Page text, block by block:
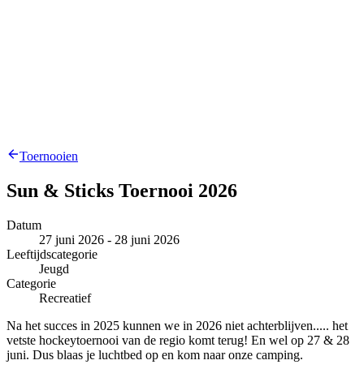
Toernooien
Sun & Sticks Toernooi 2026
Datum
27 juni 2026 - 28 juni 2026
Leeftijdscategorie
Jeugd
Categorie
Recreatief
Na het succes in 2025 kunnen we in 2026 niet achterblijven..... het
vetste hockeytoernooi van de regio komt terug! En wel op 27 & 28
juni. Dus blaas je luchtbed op en kom naar onze camping.